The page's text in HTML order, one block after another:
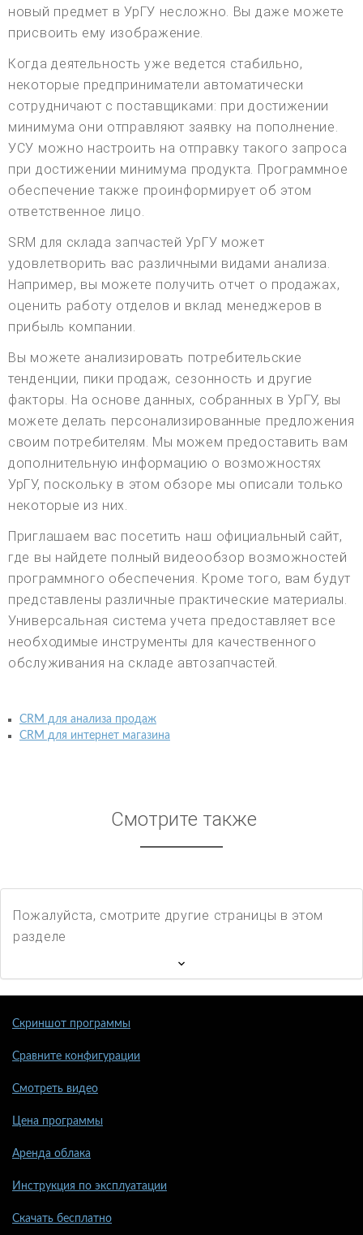
новый предмет в УрГУ несложно. Вы даже можете
присвоить ему изображение.
Когда деятельность уже ведется стабильно,
некоторые предприниматели автоматически
сотрудничают с поставщиками: при достижении
минимума они отправляют заявку на пополнение.
УСУ можно настроить на отправку такого запроса
при достижении минимума продукта. Программное
обеспечение также проинформирует об этом
ответственное лицо.
SRM для склада запчастей УрГУ может
удовлетворить вас различными видами анализа.
Например, вы можете получить отчет о продажах,
оценить работу отделов и вклад менеджеров в
прибыль компании.
Вы можете анализировать потребительские
тенденции, пики продаж, сезонность и другие
факторы. На основе данных, собранных в УрГУ, вы
можете делать персонализированные предложения
своим потребителям. Мы можем предоставить вам
дополнительную информацию о возможностях
УрГУ, поскольку в этом обзоре мы описали только
некоторые из них.
Приглашаем вас посетить наш официальный сайт,
где вы найдете полный видеообзор возможностей
программного обеспечения. Кроме того, вам будут
представлены различные практические материалы.
Универсальная система учета предоставляет все
необходимые инструменты для качественного
обслуживания на складе автозапчастей.
CRM для анализа продаж
CRM для интернет магазина
Смотрите также
Пожалуйста, смотрите другие страницы в этом
разделе
Скриншот программы
Сравните конфигурации
Смотреть видео
Цена программы
Аренда облака
Инструкция по эксплуатации
Скачать бесплатно